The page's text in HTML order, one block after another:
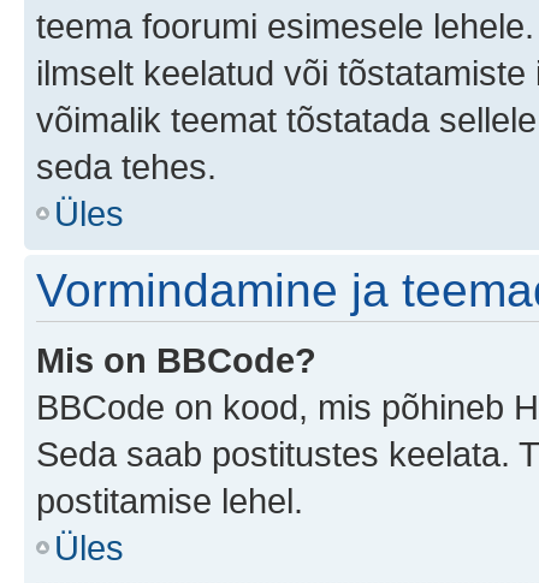
teema foorumi esimesele
ilmselt keelatud või
võimalik teemat tõstatada
seda tehes.
Üles
Vormindamine ja
Mis on BBCode?
BBCode on kood, mis põhineb
Seda saab postitustes keelata.
postitamise lehel.
Üles